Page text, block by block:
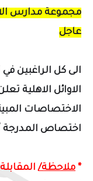
مجموعة مدارس
عاجل
الى كل الراغبين
الاوائل الاهلية
الاختصاصات
اختصاص المدرجة
* ملاحظة/